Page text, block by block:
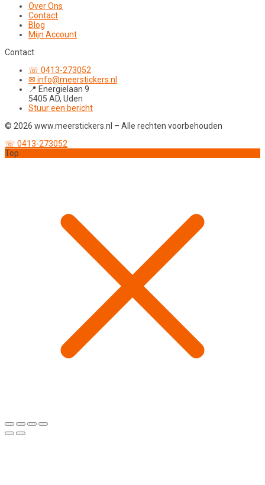
Over Ons
Contact
Blog
Mijn Account
Contact
☏ 0413-273052
✉ info@meerstickers.nl
📍 Energielaan 9
5405 AD, Uden
Stuur een bericht
© 2026 www.meerstickers.nl – Alle rechten voorbehouden
☏ 0413-273052
Top